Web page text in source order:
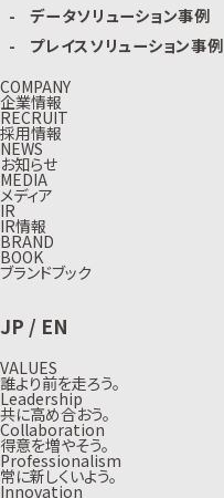
データソリューション事例
プレイスソリューション事例
COMPANY
企業情報
RECRUIT
採用情報
NEWS
お知らせ
MEDIA
メディア
IR
IR情報
BRAND
BOOK
ブランドブック
JP / EN
VALUES
誰より前を走ろう。
Leadership
共に高め合おう。
Collaboration
得意を増やそう。
Professionalism
常に新しくいよう。
Innovation